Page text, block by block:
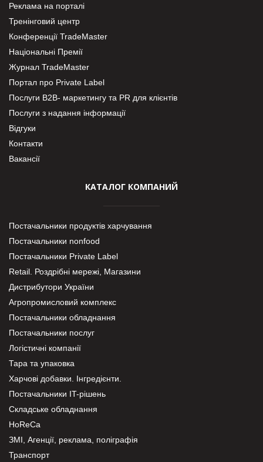
Реклама на порталі
Тренінговий центр
Конференції TradeMaster
Національні Премії
Журнал TradeMaster
Портал про Private Label
Послуги В2В- маркетингу та PR для клієнтів
Послуги з надання інформації
Відгуки
Контакти
Вакансії
КАТАЛОГ КОМПАНИЙ
Постачальники продуктів харчування
Постачальники nonfood
Постачальники Private Label
Retail. Роздрібні мережі, Магазини
Дистрибутори України
Агропромисловий комплекс
Постачальники обладнання
Постачальники послуг
Логістичні компанії
Тара та упаковка
Харчові добавки. Інгредієнти.
Постачальники IT-рішень
Складське обладнання
HoReCa
ЗМІ, Агенції, реклама, поліграфія
Транспорт